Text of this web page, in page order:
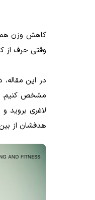
کاهش وزن
وقتی حرف از
در این مقاله،
مشخص کنیم.
لاغری بروید
هدفشان از